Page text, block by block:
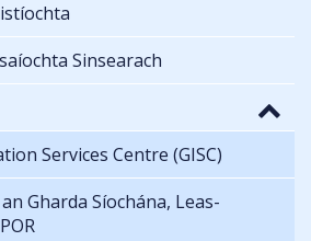
Sinsearach
Services Centre (GISC)
Gharda Síochána, Leas-